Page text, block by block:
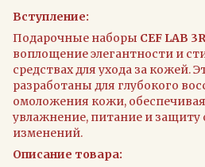
Вступление:
Подарочные наборы CEF LAB
воплощение элегантности и
средствах для ухода за кожей.
разработаны для глубокого
омоложения кожи,
увлажнение, питание и защиту
изменений.
Описание товара: